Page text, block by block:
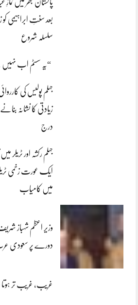
پاکستان بھر میں نمازِ
بعد سنتِ ابراہیمی کو
سلسلہ شروع
“یہ سسٹم اب نہیں
زیادتی کا نشانہ بنانے
درج
جہلم رکشہ اور ٹریلر
ایک عورت زخمی
میں کامیاب
وزیر اعظم شہباز
دورے پر سعودی
غریب، غریب تر ہوتا